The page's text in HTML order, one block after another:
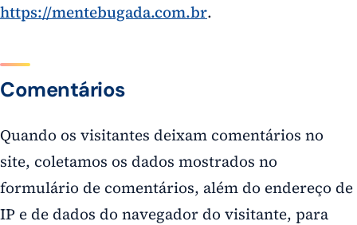
https://mentebugada.com.br.
Comentários
Quando os visitantes deixam comentários no
site, coletamos os dados mostrados no
formulário de comentários, além do endereço de
IP e de dados do navegador do visitante, para